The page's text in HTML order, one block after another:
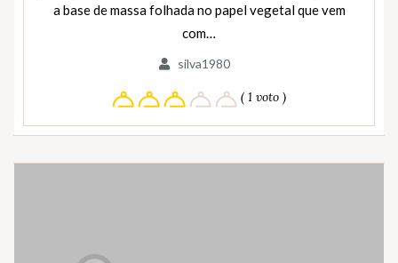
a base de massa folhada no papel vegetal que vem
com…
silva1980
( 1 voto )